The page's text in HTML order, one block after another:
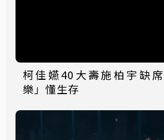
柯佳嬿40大壽施柏宇缺
樂」懂生存